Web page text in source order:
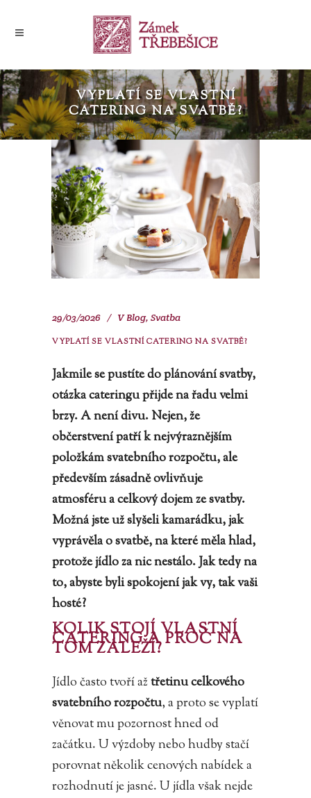
VYPLATÍ SE VLASTNÍ
CATERING NA SVATBĚ?
29/03/2026 V Blog, Svatba
VYPLATÍ SE VLASTNÍ CATERING NA SVATBĚ?
Jakmile se pustíte do plánování svatby,
otázka cateringu přijde na řadu velmi
brzy. A není divu. Nejen, že
občerstvení patří k nejvýraznějším
položkám svatebního rozpočtu, ale
především zásadně ovlivňuje
atmosféru a celkový dojem ze svatby.
Možná jste už slyšeli kamarádku, jak
vyprávěla o svatbě, na které měla hlad,
protože jídlo za nic nestálo. Jak tedy na
to, abyste byli spokojení jak vy, tak vaši
hosté?
KOLIK STOJÍ VLASTNÍ
CATERING A PROČ NA
TOM ZÁLEŽÍ?
Jídlo často tvoří ažtřetinu celkového
svatebního rozpočtu, a proto se vyplatí
věnovat mu pozornost hned od
začátku. U výzdoby nebo hudby stačí
porovnat několik cenových nabídek a
rozhodnutí je jasné. U jídla však nejde